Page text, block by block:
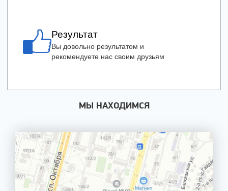
Результат
Вы довольно результатом и
рекомендуете нас своим друзьям
МЫ НАХОДИМСЯ